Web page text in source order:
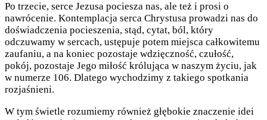
Po trzecie, serce Jezusa pociesza nas, ale też i prosi o
nawrócenie. Kontemplacja serca Chrystusa prowadzi nas do
doświadczenia pocieszenia, stąd, cytat, ból, który
odczuwamy w sercach, ustępuje potem miejsca całkowitemu
zaufaniu, a na koniec pozostaje wdzięczność, czułość,
pokój, pozostaje Jego miłość królująca w naszym życiu, jak
w numerze 106. Dlatego wychodzimy z takiego spotkania
rozjaśnieni.
W tym świetle rozumiemy również głębokie znaczenie idei